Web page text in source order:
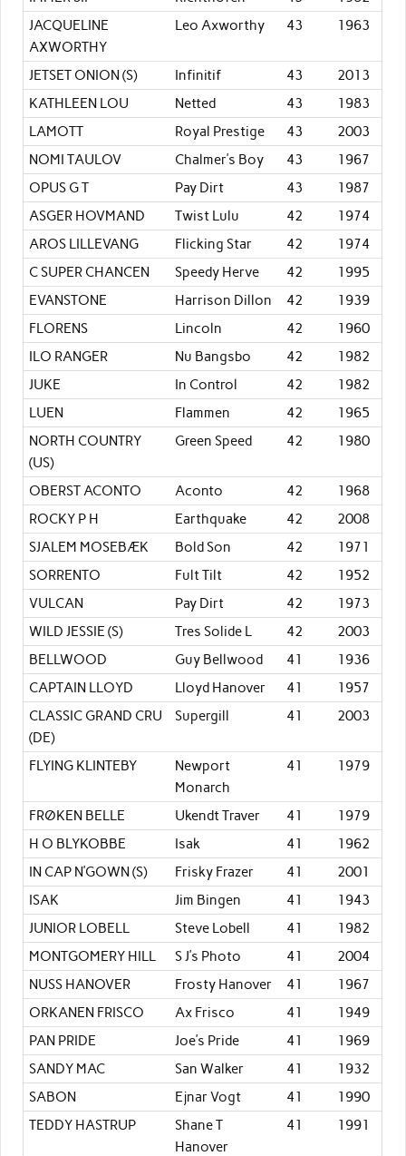
JACQUELINE
AXWORTHY
Leo Axworthy 43 1963
JETSET ONION (S) Infinitif 43
2013
KATHLEEN LOU
Netted 43
1983
LAMOTT
Royal Prestige 43
2003
NOMI TAULOV
Chalmer’s Boy 43
1967
OPUS G T
Pay Dirt 43
1987
ASGER HOVMAND
Twist Lulu 42
1974
AROS LILLEVANG
Flicking Star 42
1974
C SUPER CHANCEN
Speedy Herve 42
1995
EVANSTONE
Harrison Dillon 42
1939
FLORENS
Lincoln 42
1960
ILO RANGER
Nu Bangsbo 42
1982
JUKE
In Control 42
1982
LUEN
Flammen 42
1965
NORTH COUNTRY
(US)
Green Speed 42 1980
OBERST ACONTO Aconto 42
1968
ROCKY P H
Earthquake 42
2008
SJALEM MOSEBÆK
Bold Son 42
1971
SORRENTO
Fult Tilt 42
1952
VULCAN
Pay Dirt 42
1973
WILD JESSIE (S)
Tres Solide L 42
2003
BELLWOOD
Guy Bellwood 41
1936
CAPTAIN LLOYD
Lloyd Hanover 41
1957
CLASSIC GRAND CRU
(DE)
Supergill 41 2003
FLYING KLINTEBY
Newport
Monarch
41 1979
FRØKEN BELLE Ukendt Traver 41
1979
H O BLYKOBBE
Isak 41
1962
IN CAP N’GOWN (S)
Frisky Frazer 41
2001
ISAK
Jim Bingen 41
1943
JUNIOR LOBELL
Steve Lobell 41
1982
MONTGOMERY HILL
S J’s Photo 41
2004
NUSS HANOVER
Frosty Hanover 41
1967
ORKANEN FRISCO
Ax Frisco 41
1949
PAN PRIDE
Joe’s Pride 41
1969
SANDY MAC
San Walker 41
1932
SABON
Ejnar Vogt 41
1990
TEDDY HASTRUP
Shane T
Hanover
41 1991